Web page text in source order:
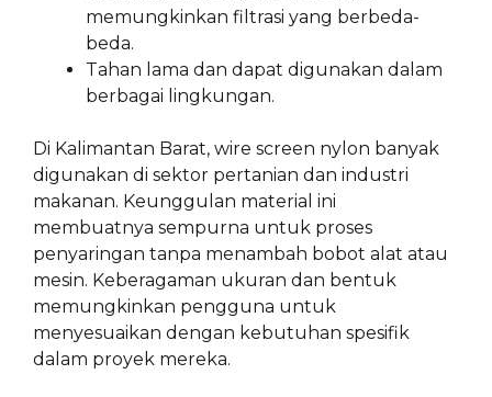
memungkinkan filtrasi yang berbeda-
beda.
Tahan lama dan dapat digunakan dalam
berbagai lingkungan.
Di Kalimantan Barat, wire screen nylon banyak
digunakan di sektor pertanian dan industri
makanan. Keunggulan material ini
membuatnya sempurna untuk proses
penyaringan tanpa menambah bobot alat atau
mesin. Keberagaman ukuran dan bentuk
memungkinkan pengguna untuk
menyesuaikan dengan kebutuhan spesifik
dalam proyek mereka.